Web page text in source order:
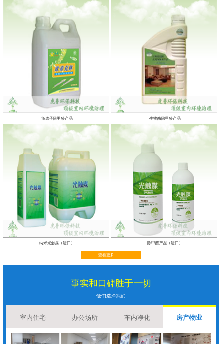
负离子除甲醛产品 生物酶除甲醛产品
纳米光触媒（进口） 除甲醛产品（进口）
查看更多
事实和口碑胜于一切
他们选择我们
室内住宅 办公场所 车内净化 房产物业